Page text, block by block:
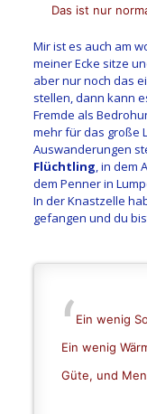
Das ist nur
Mir ist es auch am
meiner Ecke sitze
aber nur noch das
stellen, dann kann
Fremde als
mehr für das große
Auswanderungen
Flüchtling, in dem
dem Penner in
In der Knastzelle
gefangen und du
Ein wenig
Ein wenig
Güte, und